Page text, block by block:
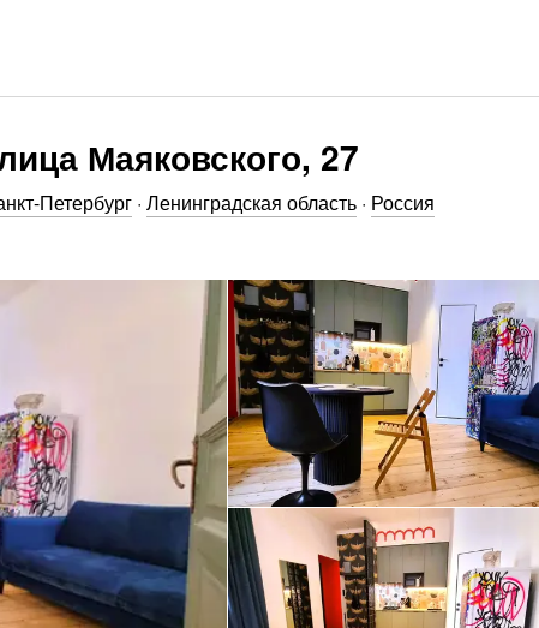
Маяковского, 27
Петербург · Ленинградская область · Россия